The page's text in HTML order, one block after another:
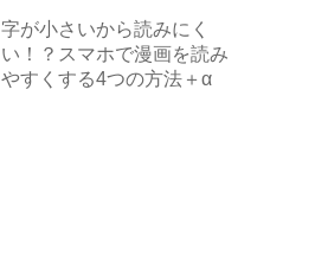
字が小さいから読みにく
い！？スマホで漫画を読み
やすくする4つの方法＋α